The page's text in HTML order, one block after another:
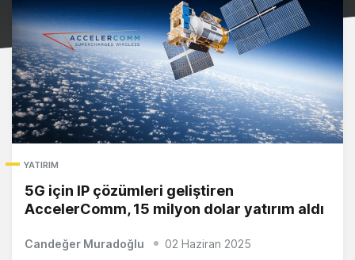
YATIRIM
5G için IP çözümleri geliştiren
AccelerComm, 15 milyon dolar yatırım aldı
Candeğer Muradoğlu 02 Haziran 2025